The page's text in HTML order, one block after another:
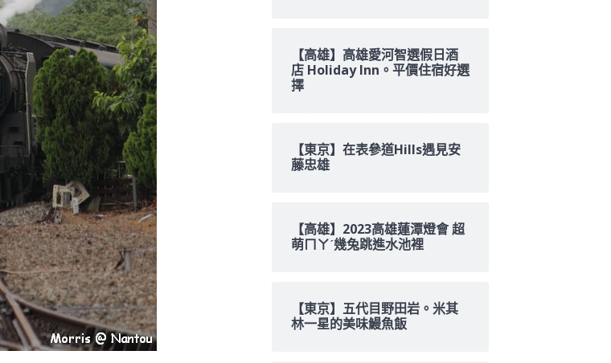
【高雄】高雄愛河智選假日酒
店 Holiday Inn。平價住宿好選
擇
【東京】在表參道Hills遇見安
藤忠雄
【高雄】2023高雄蓮潭燈會 超
萌ㄇㄚˊ幾兔跳進水池裡
【東京】五代目野田岩。米其
林一星的美味鰻魚飯